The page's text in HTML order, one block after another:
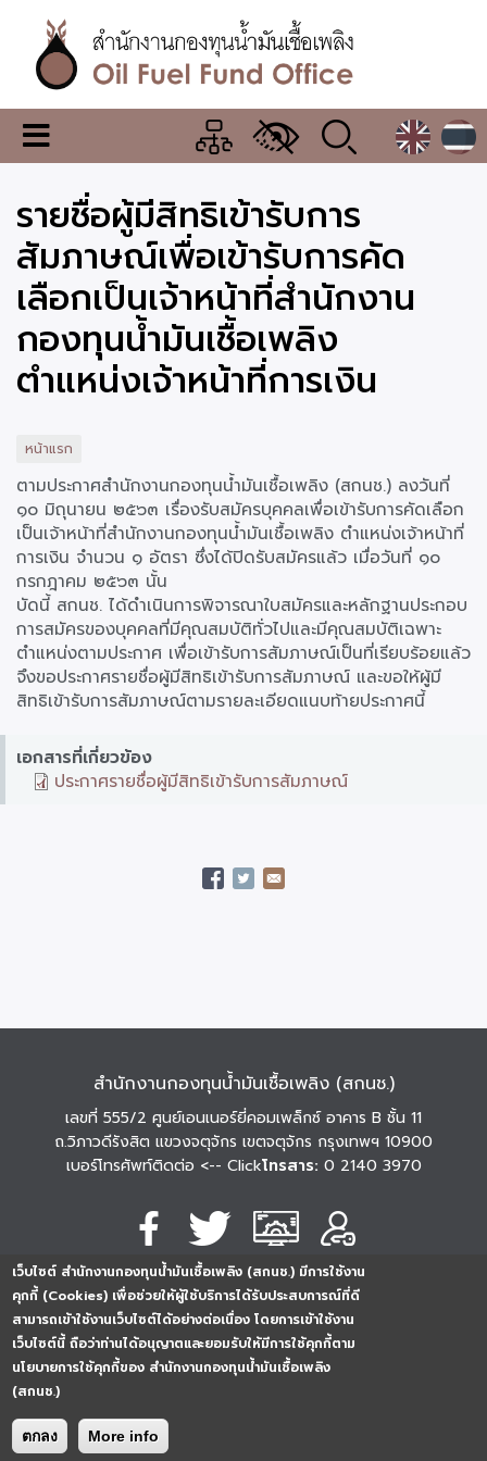
เว็บไซต์ สำนักงานกองทุนน้ำมันเชื้อเพลิง (สกนช.) มีการใช้งาน
คุกกี้ (Cookies) เพื่อช่วยให้ผู้ใช้บริการได้รับประสบการณ์ที่ดี
สามารถเข้าใช้งานเว็บไซต์ได้อย่างต่อเนื่อง โดยการเข้าใช้งาน
เว็บไซต์นี้ ถือว่าท่านได้อนุญาตและยอมรับให้มีการใช้คุกกี้ตาม
นโยบายการใช้คุกกี้ของ สำนักงานกองทุนน้ำมันเชื้อเพลิง
(สกนช.)
ตกลง More info
เนื้อหา
หลักสำนักงาน
กองทุน
น้ำมัน
เชื้อ
เพลิง
เมนู
เปลี่ยน
แสดง
ผล
รายชื่อผู้มีสิทธิเข้ารับการ
สัมภาษณ์เพื่อเข้ารับการคัด
เลือกเป็นเจ้าหน้าที่สำนักงาน
กองทุนน้ำมันเชื้อเพลิง
ตำแหน่งเจ้าหน้าที่การเงิน
หน้าแรก
ตามประกาศสำนักงานกองทุนน้ำมันเชื้อเพลิง (สกนช.) ลงวันที่
๑๐ มิถุนายน ๒๕๖๓ เรื่องรับสมัครบุคคลเพื่อเข้ารับการคัดเลือก
เป็นเจ้าหน้าที่สำนักงานกองทุนน้ำมันเชื้อเพลิง ตำแหน่งเจ้าหน้าที่
การเงิน จำนวน ๑ อัตรา ซึ่งได้ปิดรับสมัครแล้ว เมื่อวันที่ ๑๐
กรกฎาคม ๒๕๖๓ นั้น
บัดนี้ สกนช. ได้ดำเนินการพิจารณาใบสมัครและหลักฐานประกอบ
การสมัครของบุคคลที่มีคุณสมบัติทั่วไปและมีคุณสมบัติเฉพาะ
ตำแหน่งตามประกาศ เพื่อเข้ารับการสัมภาษณ์เป็นที่เรียบร้อยแล้ว
จึงขอประกาศรายชื่อผู้มีสิทธิเข้ารับการสัมภาษณ์ และขอให้ผู้มี
สิทธิเข้ารับการสัมภาษณ์ตามรายละเอียดแนบท้ายประกาศนี้
เอกสารที่เกี่ยวข้อง
ประกาศรายชื่อผู้มีสิทธิเข้ารับการสัมภาษณ์
สำนักงานกองทุนน้ำมันเชื้อเพลิง (สกนช.)
เลขที่ 555/2 ศูนย์เอนเนอร์ยี่คอมเพล็กซ์ อาคาร B ชั้น 11
ถ.วิภาวดีรังสิต แขวงจตุจักร เขตจตุจักร กรุงเทพฯ 10900
เบอร์โทรศัพท์ติดต่อ <-- Clickโทรสาร: 0 2140 3970
นโยบายการคุ้มครอง
ข้อมูลส่วนบุคคล
นโยบายการรักษาความ
มั่นคงปลอดภัย
Analytics
254296
ครั้ง
0 2 5 4 2 9 6
Copyright © 2026. All rights reserved.